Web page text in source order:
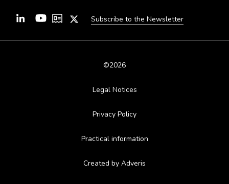
Subscribe to the Newsletter
©2026
Legal Notices
Privacy Policy
Practical information
Created by Adveris